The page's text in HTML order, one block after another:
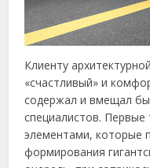
Клиенту
«счастливый» и
содержал и вмещал
специалистов.
элементами, которые
формирования